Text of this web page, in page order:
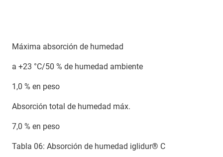
Máxima absorción de humedad
a +23 °C/50 % de humedad ambiente
1,0 % en peso
Absorción total de humedad máx.
7,0 % en peso
Tabla 06: Absorción de humedad iglidur® C